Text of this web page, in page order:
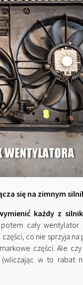
się na zimnym
każdy z
cały wentylator
co nie sprzyja
części. Ale
(wliczając w to rabat